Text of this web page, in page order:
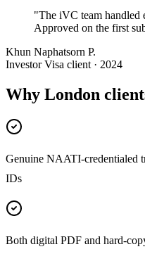
"The iVC team handled
Approved on the first
Khun Naphatsorn P.
Investor Visa client · 2024
Why London
Genuine NAATI-credentialed
IDs
Both digital PDF and hard-